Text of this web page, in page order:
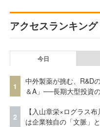
アクセスランキング
今日
1
中外製薬が挑む、R&D
＆A」──長期大型投資
2
【入山章栄×ログラス
は企業独自の「文脈」